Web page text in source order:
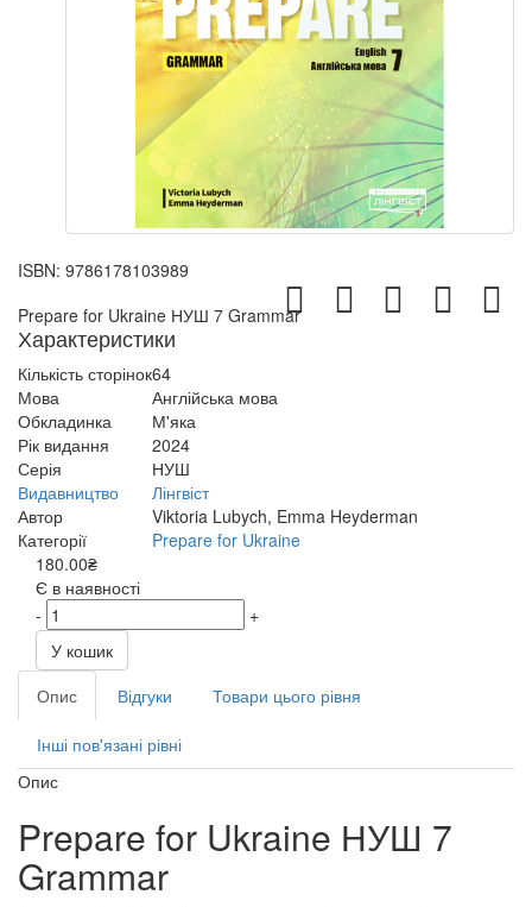
ISBN: 9786178103989
Prepare for Ukraine НУШ 7 Grammar
Характеристики
Кількість сторінок64
Мова
Англійська мова
Обкладинка
М'яка
Рік видання
2024
Серія
НУШ
Видавництво
Лінгвіст
Автор
Viktoria Lubych, Emma Heyderman
Категорії
Prepare for Ukraine
180.00₴
Є в наявності
-
+
У кошик
Опис
Відгуки Товари цього рівня
Інші пов'язані рівні
Опис
Prepare for Ukraine НУШ 7
Grammar